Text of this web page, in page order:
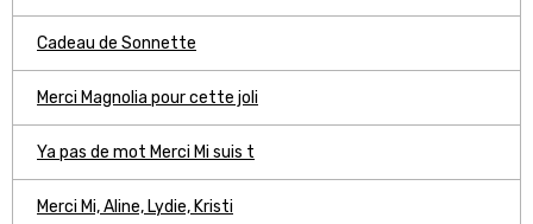
Cadeau de Sonnette
Merci Magnolia pour cette joli
Ya pas de mot Merci Mi suis t
Merci Mi, Aline, Lydie, Kristi